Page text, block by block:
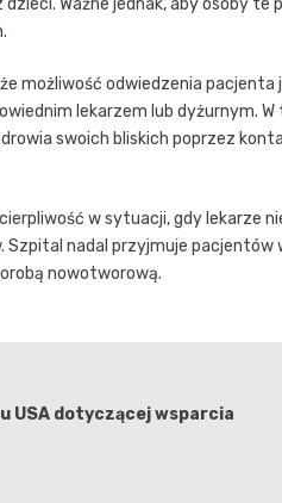
Ważne jednak, aby osoby
możliwość odwiedzenia
lekarzem lub dyżurnym.
swoich bliskich poprzez
w sytuacji, gdy lekarze
Szpital nadal przyjmuje
nowotworową.
USA dotyczącej wsparcia